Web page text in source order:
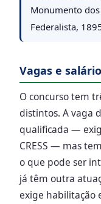
Monumento
Federalista,
Vagas e
O concurso tem
distintos. A vaga
qualificada —
CRESS — mas
o que pode ser
já têm outra
exige habilitação